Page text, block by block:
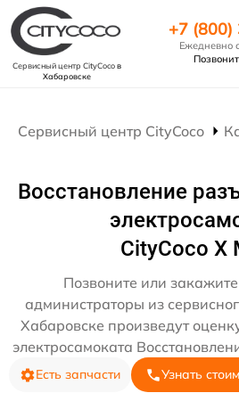
Сервисный центр CityCocoв
Хабаровске
+7
Ежедневно
Сервисный центр CityCoco
Восстановление
CityCoco X
Позвоните или
администраторы из
Хабаровске произведут
электросамоката
Есть запчасти Узнать